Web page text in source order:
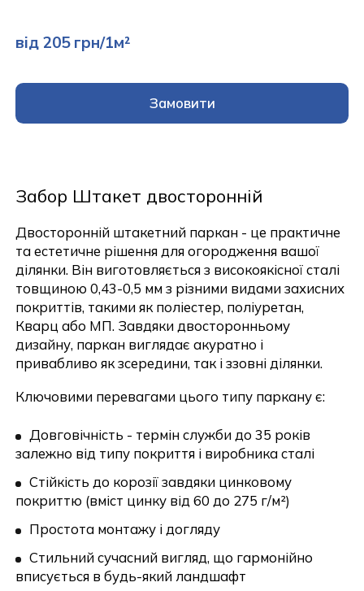
від 205 грн/1м²
Замовити
Забор Штакет двосторонній
Двосторонній штакетний паркан - це практичне
та естетичне рішення для огородження вашої
ділянки. Він виготовляється з високоякісної сталі
товщиною 0,43-0,5 мм з різними видами захисних
покриттів, такими як поліестер, поліуретан,
Кварц або МП. Завдяки двосторонньому
дизайну, паркан виглядає акуратно і
привабливо як зсередини, так і ззовні ділянки.
Ключовими перевагами цього типу паркану є:
Довговічність - термін служби до 35 років
залежно від типу покриття і виробника сталі
Стійкість до корозії завдяки цинковому
покриттю (вміст цинку від 60 до 275 г/м²)
Простота монтажу і догляду
Стильний сучасний вигляд, що гармонійно
вписується в будь-який ландшафт